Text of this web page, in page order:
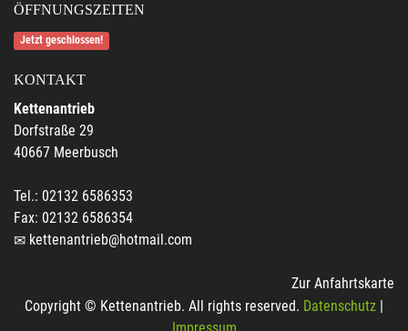
ÖFFNUNGSZEITEN
Jetzt geschlossen!
KONTAKT
Kettenantrieb
Dorfstraße 29
40667 Meerbusch
Tel.: 02132 6586353
Fax: 02132 6586354
kettenantrieb@hotmail.com
Zur Anfahrtskarte
Copyright © Kettenantrieb. All rights reserved. Datenschutz |